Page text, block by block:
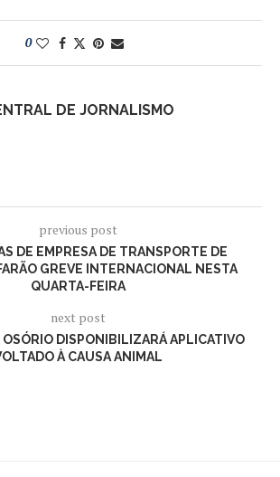
0
DE JORNALISMO
previous post
DE EMPRESA DE TRANSPORTE DE
GREVE INTERNACIONAL NESTA
QUARTA-FEIRA
next post
OSÓRIO DISPONIBILIZARÁ APLICATIVO
À CAUSA ANIMAL